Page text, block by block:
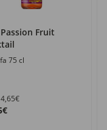
Fruit
75 cl
4,65€